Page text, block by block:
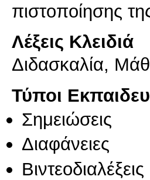
πιστοποίησης
Λέξεις Κλειδιά
Διδασκαλία,
Τύποι
Σημειώσεις
Διαφάνειες
Βιντεοδιαλέξεις